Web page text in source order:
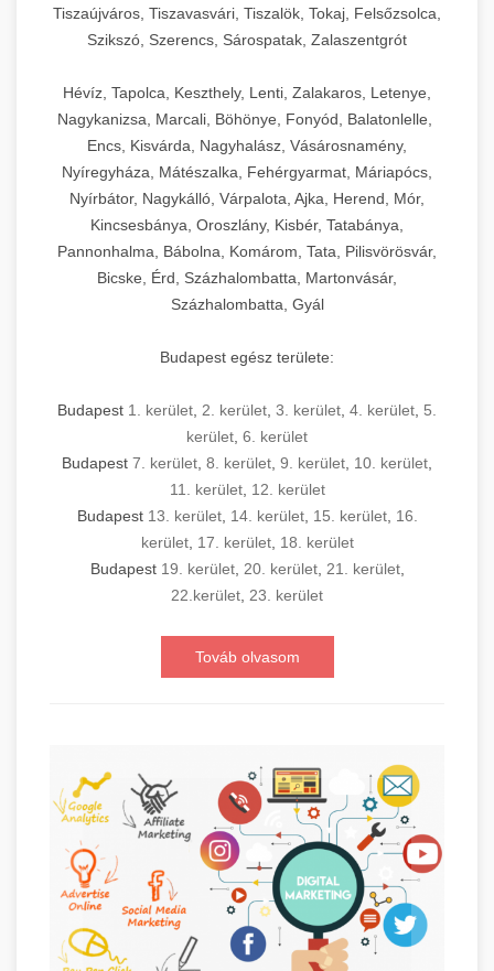
Tiszaújváros, Tiszavasvári, Tiszalök, Tokaj, Felsőzsolca,
Szikszó, Szerencs, Sárospatak, Zalaszentgrót
Hévíz, Tapolca, Keszthely, Lenti, Zalakaros, Letenye,
Nagykanizsa, Marcali, Böhönye, Fonyód, Balatonlelle,
Encs, Kisvárda, Nagyhalász, Vásárosnamény,
Nyíregyháza, Mátészalka, Fehérgyarmat, Máriapócs,
Nyírbátor, Nagykálló, Várpalota, Ajka, Herend, Mór,
Kincsesbánya, Oroszlány, Kisbér, Tatabánya,
Pannonhalma, Bábolna, Komárom, Tata, Pilisvörösvár,
Bicske, Érd, Százhalombatta, Martonvásár,
Százhalombatta, Gyál
Budapest egész területe:
Budapest 1. kerület 2. kerület 3. kerület 4. kerület 5.
kerület 6. kerület
Budapest 7. kerület 8. kerület 9. kerület 10. kerület
11. kerület, 12. kerület
Budapest 13. kerület, 14. kerület, 15. kerület, 16.
kerület, 17. kerület, 18. kerület
Budapest 19. kerület, 20. kerület, 21. kerület,
22.kerület 23. kerület
Továb olvasom